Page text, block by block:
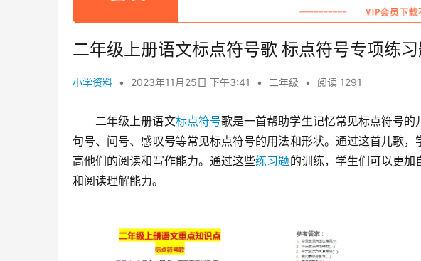
二年级上册语文标点符号歌 标点符号专项练
小学资料 • 2023年11月25日 下午3:41 • 二年级 • 阅读 1291
二年级上册语文标点符号歌是一首帮助学生记忆常见标点符号的
句号、问号、感叹号等常见标点符号的用法和形状。通过这首儿歌
高他们的阅读和写作能力。通过这些练习题的训练，学生们可以更
和阅读理解能力。